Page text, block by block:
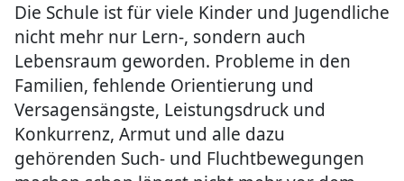
Die Schule ist für viele Kinder und Jugendliche
nicht mehr nur Lern-, sondern auch
Lebensraum geworden. Probleme in den
Familien, fehlende Orientierung und
Versagensängste, Leistungsdruck und
Konkurrenz, Armut und alle dazu
gehörenden Such- und Fluchtbewegungen